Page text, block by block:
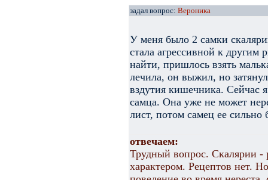
задал вопрос: Вероника
У меня было 2 самки
стала агрессивной к другим
найти, пришлось взять
лечила, он выжил, но
вздутия кишечника. Сейчас
самца. Она уже не может
лист, потом самец ее сильно
отвечаем:
Трудный вопрос. Скалярии
характером. Рецептов нет.